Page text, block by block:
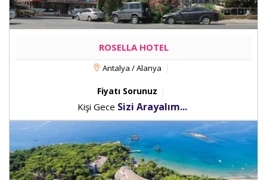
ROSELLA HOTEL
Antalya / Alanya
Fiyatı Sorunuz
Kişi Gece Sizi Arayalım...